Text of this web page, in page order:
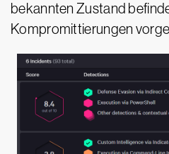
bekannten Zustand
Kompromittierungen